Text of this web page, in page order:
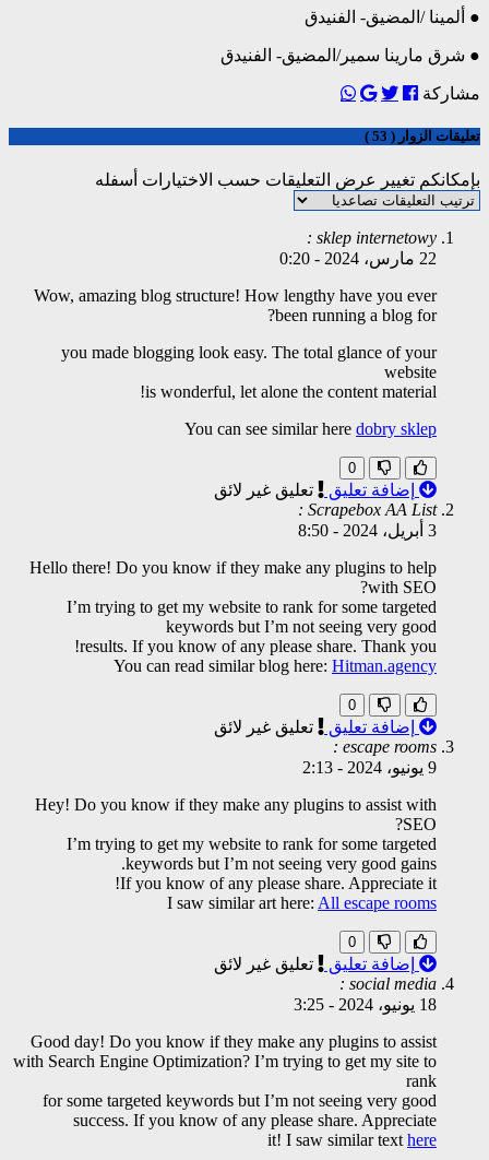
● ألمينا /المضيق- الفنيدق
● شرق مارينا سمير/المضيق- الفنيدق
مشاركة
تعليقات الزوار ( 53 )
بإمكانكم تغيير عرض التعليقات حسب الاختيارات أسفله
sklep internetowy :
22 مارس، 2024
-
0:20
Wow, amazing blog structure! How lengthy have you ever
been running a blog for?
you made blogging look easy. The total glance of your
website
is wonderful, let alone the content material!
You can see similar here dobry sklep
0
إضافة تعليق
تعليق غير لائق
Scrapebox AA List :
3 أبريل، 2024
-
8:50
Hello there! Do you know if they make any plugins to help
with SEO?
I’m trying to get my website to rank for some targeted
keywords but I’m not seeing very good
results. If you know of any please share. Thank you!
You can read similar blog here: Hitman.agency
0
إضافة تعليق
تعليق غير لائق
escape rooms :
9 يونيو، 2024
-
2:13
Hey! Do you know if they make any plugins to assist with
SEO?
I’m trying to get my website to rank for some targeted
keywords but I’m not seeing very good gains.
If you know of any please share. Appreciate it!
I saw similar art here: All escape rooms
0
إضافة تعليق
تعليق غير لائق
social media :
18 يونيو، 2024
-
3:25
Good day! Do you know if they make any plugins to assist
with Search Engine Optimization? I’m trying to get my site to
rank
for some targeted keywords but I’m not seeing very good
success. If you know of any please share. Appreciate
it! I saw similar text here